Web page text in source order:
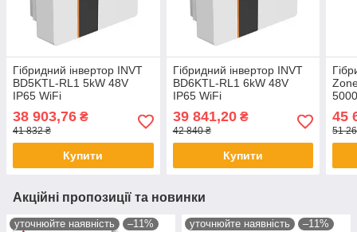
Гібридний інвертор INVT
BD5KTL-RL1 5kW 48V
IP65 WiFi
38 903,76 ₴
41 832 ₴
Купити
Гібридний інвертор INVT
BD6KTL-RL1 6kW 48V
IP65 WiFi
39 841,20₴
42 840 ₴
Купити
45
51
Акційні пропозиції та новинки
уточнюйте наявність –11% уточнюйте наявність –11%